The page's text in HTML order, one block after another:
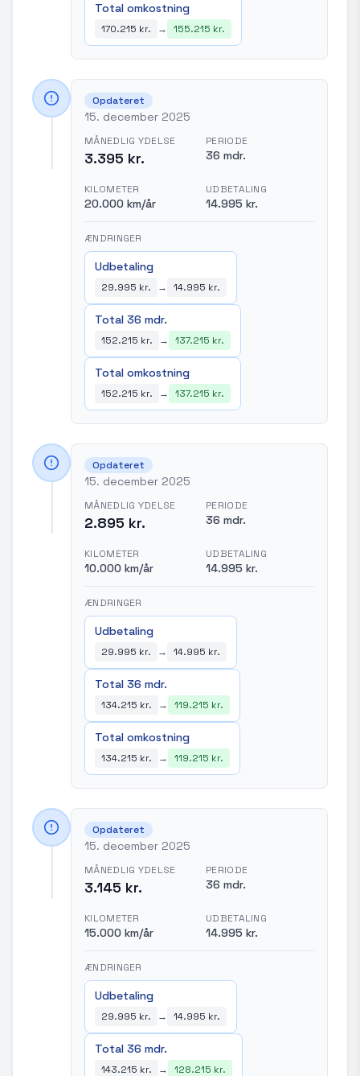
Total omkostning
170.215 kr. → 155.215 kr.
Opdateret
15. december 2025
MÅNEDLIG YDELSE
3.395 kr.
PERIODE
36 mdr.
KILOMETER
20.000 km/år
UDBETALING
14.995 kr.
ÆNDRINGER
Udbetaling
29.995 kr. → 14.995 kr.
Total 36 mdr.
152.215 kr. → 137.215 kr.
Total omkostning
152.215 kr. → 137.215 kr.
Opdateret
15. december 2025
MÅNEDLIG YDELSE
2.895 kr.
PERIODE
36 mdr.
KILOMETER
10.000 km/år
UDBETALING
14.995 kr.
ÆNDRINGER
Udbetaling
29.995 kr. → 14.995 kr.
Total 36 mdr.
134.215 kr. → 119.215 kr.
Total omkostning
134.215 kr. → 119.215 kr.
Opdateret
15. december 2025
MÅNEDLIG YDELSE
3.145 kr.
PERIODE
36 mdr.
KILOMETER
15.000 km/år
UDBETALING
14.995 kr.
ÆNDRINGER
Udbetaling
29.995 kr. → 14.995 kr.
Total 36 mdr.
143.215 kr. → 128.215 kr.